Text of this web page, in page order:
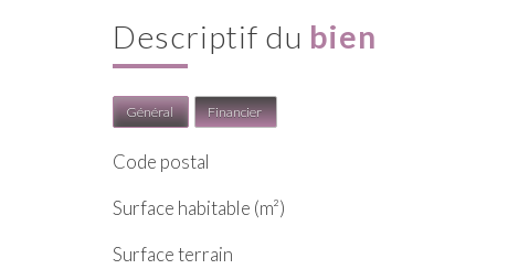
descriptif du bien
Général Financier
Code postal
Surface habitable (m²)
surface terrain